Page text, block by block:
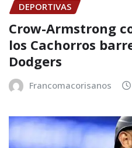
DEPORTIVAS
Crow-Armstrong
los Cachorros
Dodgers
Francomacorisanos